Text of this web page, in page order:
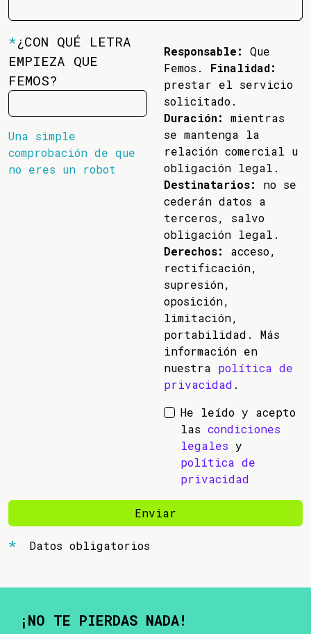
*¿CON QUÉ LETRA
EMPIEZA QUE
FEMOS?
Una simple
comprobación de que
no eres un robot
Responsable:
Que
Femos. Finalidad:
prestar el servicio
solicitado.
Duración:
mientras
se mantenga la
relación comercial u
obligación legal.
Destinatarios:
no se
cederán datos a
terceros, salvo
obligación legal.
Derechos:
acceso,
rectificación,
supresión,
oposición,
limitación,
portabilidad. Más
información en
nuestra política de
privacidad .
He leído y acepto
las condiciones
legales y
política de
privacidad
Enviar
Datos obligatorios
¡NO TE PIERDAS NADA!